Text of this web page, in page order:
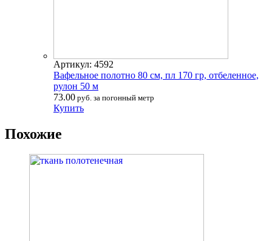
Артикул: 4592
Вафельное полотно 80 см, пл 170 гр, отбеленное,
рулон 50 м
73.00 руб. за погонный метр
Купить
Похожие